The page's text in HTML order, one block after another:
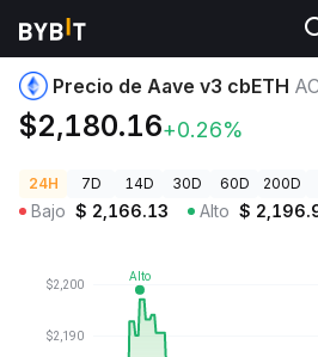
Precios de Criptomonedas Precio de
Precio de Aave v3 cbETH
$2,180.16+0.26%
24H 7D 14D 30D 60D 200D
Bajo $ 2,166.13 Alto $